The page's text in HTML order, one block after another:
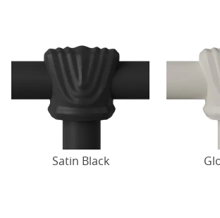
Satin Black